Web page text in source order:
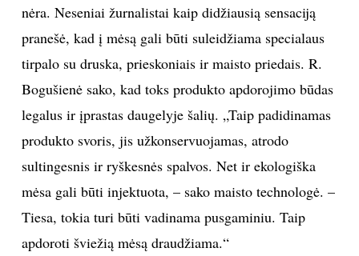
nėra. Neseniai žurnalistai kaip didžiausią sensaciją
pranešė, kad į mėsą gali būti suleidžiama specialaus
tirpalo su druska, prieskoniais ir maisto priedais. R.
Bogušienė sako, kad toks produkto apdorojimo būdas
legalus ir įprastas daugelyje šalių. „Taip padidinamas
produkto svoris, jis užkonservuojamas, atrodo
sultingesnis ir ryškesnės spalvos. Net ir ekologiška
mėsa gali būti injektuota, – sako maisto technologė. –
Tiesa, tokia turi būti vadinama pusgaminiu. Taip
apdoroti šviežią mėsą draudžiama.“